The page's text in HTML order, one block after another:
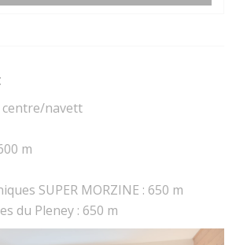
centre/navett
m
SUPER MORZINE : 650 m
du Pleney : 650 m